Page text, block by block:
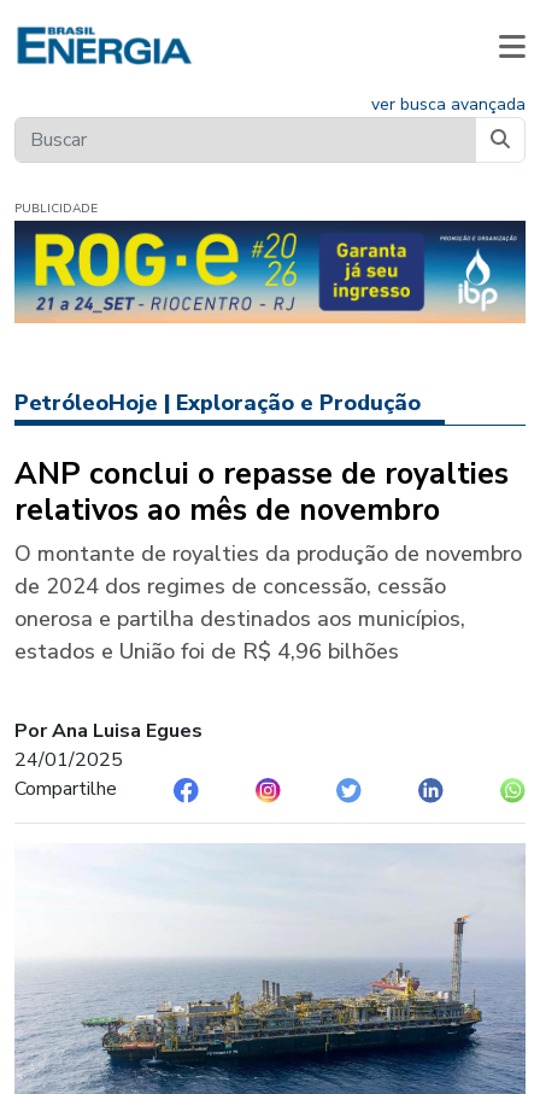
ver busca avançada
PUBLICIDADE
PetróleoHoje | Exploração e Produção
ANP conclui o repasse de royalties
relativos ao mês de novembro
O montante de royalties da produção de novembro
de 2024 dos regimes de concessão, cessão
onerosa e partilha destinados aos municípios,
estados e União foi de R$ 4,96 bilhões
Por Ana Luisa Egues
24/01/2025
Compartilhe